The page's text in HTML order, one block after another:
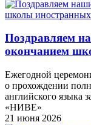
Поздравляем
окончанием
Ежегодной
о прохождении
английского языка
«НИВЕ»
21 июня 2026